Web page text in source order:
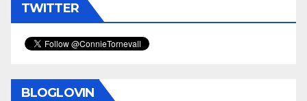
TWITTER
BLOGLOVIN